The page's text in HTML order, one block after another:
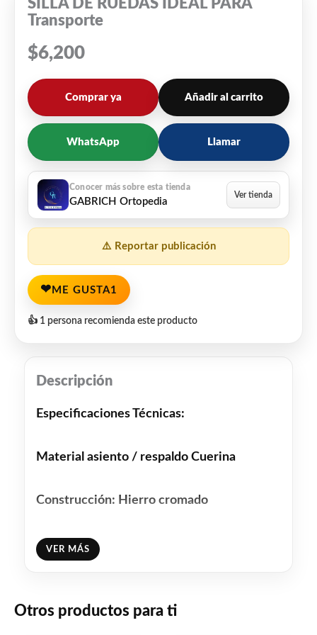
SILLA DE RUEDAS IDEAL PARA
Transporte
$6,200
Comprar ya Añadir al carrito
WhatsApp Llamar
GABRICH Ortopedia
⚠️ Reportar publicación
❤ ME GUSTA1
👍 1 persona recomienda este producto
Descripción
Especificaciones Técnicas:
Material asiento / respaldo Cuerina
Construcción: Hierro cromado
Altura asiento: 50 cm
VER MÁS
Otros productos para ti